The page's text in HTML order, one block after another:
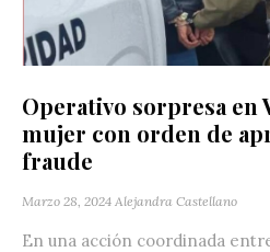
Operativo sorpresa en
mujer con orden de
fraude
Marzo 28, 2024 Alejandra Castellano
En una acción coordinada